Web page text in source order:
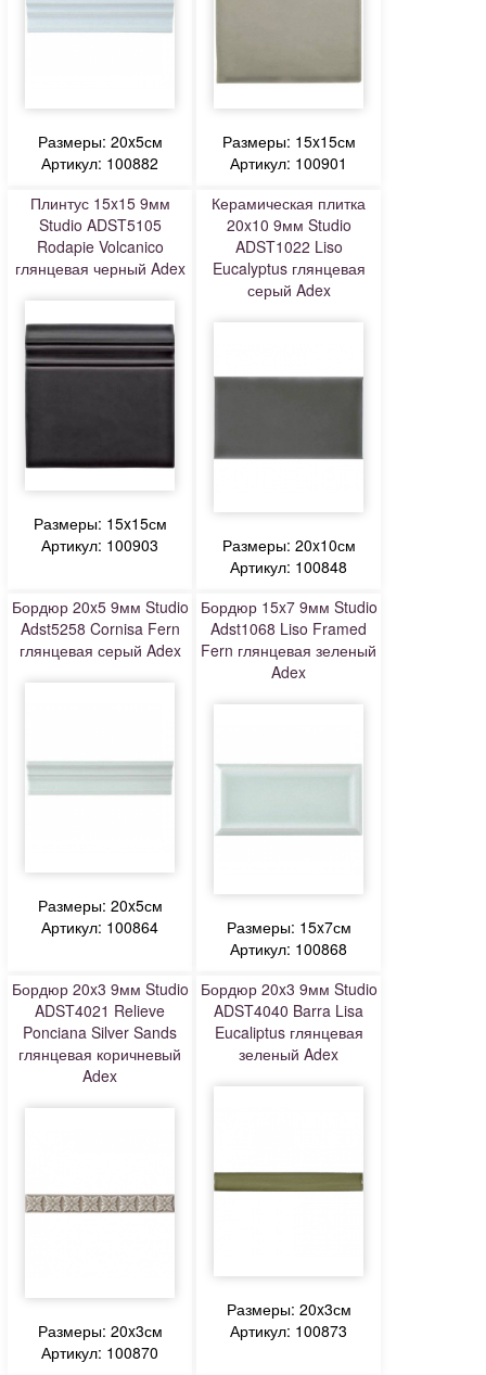
Размеры: 20x5см
Артикул: 100882
Размеры: 15x15см
Артикул: 100901
Плинтус 15x15 9мм
Studio ADST5105
Rodapie Volcanico
глянцевая черный Adex
Размеры: 15x15см
Артикул: 100903
Керамическая плитка
20x10 9мм Studio
ADST1022 Liso
Eucalyptus глянцевая
серый Adex
Размеры: 20x10см
Артикул: 100848
Бордюр 20x5 9мм Studio
Adst5258 Cornisa Fern
глянцевая серый Adex
Размеры: 20x5см
Артикул: 100864
Бордюр 15x7 9мм Studio
Adst1068 Liso Framed
Fern глянцевая зеленый
Adex
Размеры: 15x7см
Артикул: 100868
Бордюр 20x3 9мм Studio
ADST4021 Relieve
Ponciana Silver Sands
глянцевая коричневый
Adex
Размеры: 20x3см
Артикул: 100870
Бордюр 20x3 9мм Studio
ADST4040 Barra Lisa
Eucaliptus глянцевая
зеленый Adex
Размеры: 20x3см
Артикул: 100873